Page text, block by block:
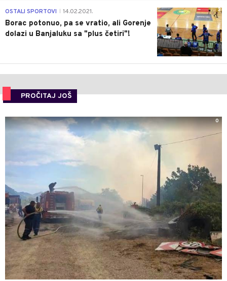
3
OSTALI SPORTOVI 14.02.2021.
Borac potonuo, pa se vratio, ali Gorenje
dolazi u Banjaluku sa "plus četiri"!
PROČITAJ JOŠ
0